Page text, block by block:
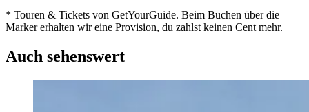
* Touren & Tickets von GetYourGuide. Beim Buchen über die
Marker erhalten wir eine Provision, du zahlst keinen Cent mehr.
Auch sehenswert